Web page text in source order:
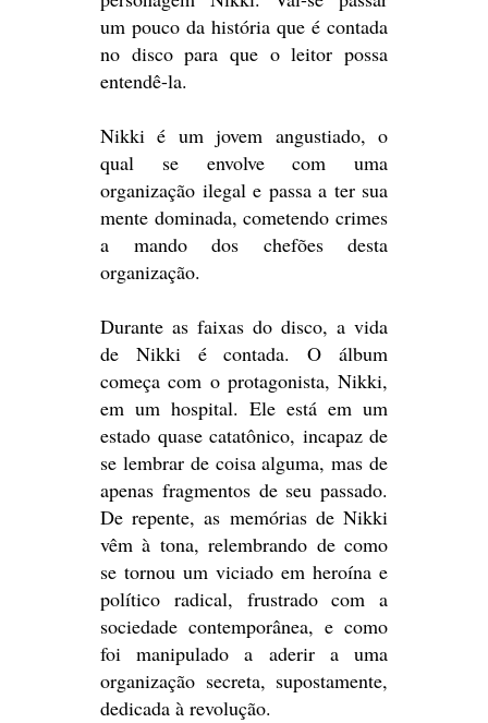
um pouco da história que é contada
no disco para que o leitor possa
entendê-la.
Nikki é um jovem angustiado, o
qual se envolve com uma
organização ilegal e passa a ter sua
mente dominada, cometendo crimes
a mando dos chefões desta
organização.
Durante as faixas do disco, a vida
de Nikki é contada. O álbum
começa com o protagonista, Nikki,
em um hospital. Ele está em um
estado quase catatônico, incapaz de
se lembrar de coisa alguma, mas de
apenas fragmentos de seu passado.
De repente, as memórias de Nikki
vêm à tona, relembrando de como
se tornou um viciado em heroína e
político radical, frustrado com a
sociedade contemporânea, e como
foi manipulado a aderir a uma
organização secreta, supostamente,
dedicada à revolução.